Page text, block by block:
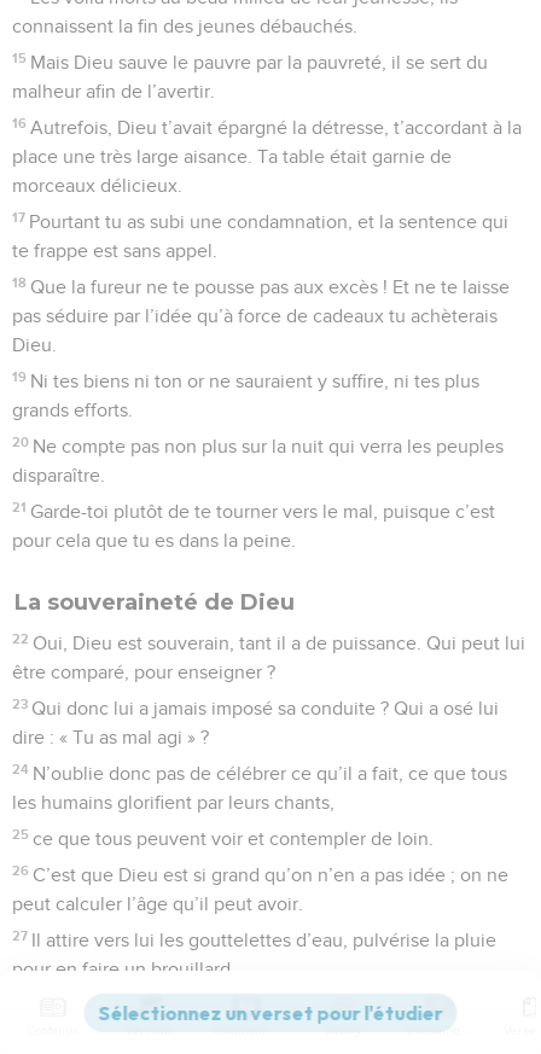
connaissent la fin des jeunes débauchés.
15 Mais Dieu sauve le pauvre par la pauvreté, il se sert du
malheur afin de l’avertir.
16 Autrefois, Dieu t’avait épargné la détresse, t’accordant à la
place une très large aisance. Ta table était garnie de
morceaux délicieux.
17 Pourtant tu as subi une condamnation, et la sentence qui
te frappe est sans appel.
18 Que la fureur ne te pousse pas aux excès ! Et ne te laisse
pas séduire par l’idée qu’à force de cadeaux tu achèterais
Dieu.
19 Ni tes biens ni ton or ne sauraient y suffire, ni tes plus
grands efforts.
20 Ne compte pas non plus sur la nuit qui verra les peuples
disparaître.
21 Garde-toi plutôt de te tourner vers le mal, puisque c’est
pour cela que tu es dans la peine.
La souveraineté de Dieu
22 Oui, Dieu est souverain, tant il a de puissance. Qui peut lui
être comparé, pour enseigner ?
23 Qui donc lui a jamais imposé sa conduite ? Qui a osé lui
dire : « Tu as mal agi » ?
24 N’oublie donc pas de célébrer ce qu’il a fait, ce que tous
les humains glorifient par leurs chants,
25 ce que tous peuvent voir et contempler de loin.
26 C’est que Dieu est si grand qu’on n’en a pas idée ; on ne
peut calculer l’âge qu’il peut avoir.
27 Il attire vers lui les gouttelettes d’eau, pulvérise la pluie
pour en faire un brouillard.
C’est cette pluie que laissent tomber les nuages, goutte
par goutte, sur la foule des humains.
Versions Commentaires Strong